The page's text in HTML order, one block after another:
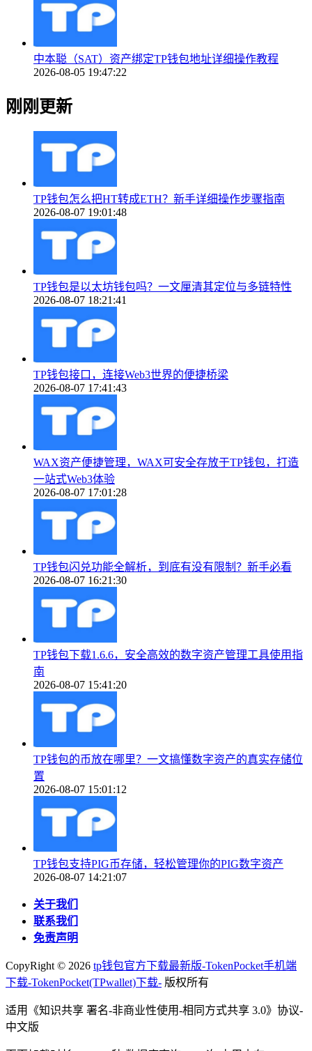
中本聪（SAT）资产绑定TP钱包地址详细操作教程
2026-08-05 19:47:22
刚刚更新
TP钱包怎么把HT转成ETH？新手详细操作步骤指南
2026-08-07 19:01:48
TP钱包是以太坊钱包吗？一文厘清其定位与多链特性
2026-08-07 18:21:41
TP钱包接口，连接Web3世界的便捷桥梁
2026-08-07 17:41:43
WAX资产便捷管理，WAX可安全存放于TP钱包，打造
一站式Web3体验
2026-08-07 17:01:28
TP钱包闪兑功能全解析，到底有没有限制？新手必看
2026-08-07 16:21:30
TP钱包下载1.6.6，安全高效的数字资产管理工具使用指
南
2026-08-07 15:41:20
TP钱包的币放在哪里？一文搞懂数字资产的真实存储位
置
2026-08-07 15:01:12
TP钱包支持PIG币存储，轻松管理你的PIG数字资产
2026-08-07 14:21:07
关于我们
联系我们
免责声明
CopyRight © 2026 tp钱包官方下载最新版-TokenPocket手机端
下载-TokenPocket(TPwallet)下载- 版权所有
适用《知识共享 署名-非商业性使用-相同方式共享 3.0》协议-
中文版